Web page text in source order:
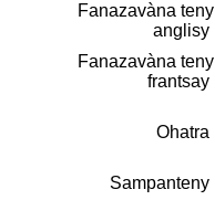
Fanazavàna teny
anglisy
Fanazavàna teny
frantsay
Ohatra
Sampanteny